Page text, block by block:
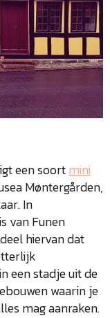
een soortmini
Møntergården,
In
van Funen
hiervan dat
een stadje uit de
waarin je
mag aanraken.